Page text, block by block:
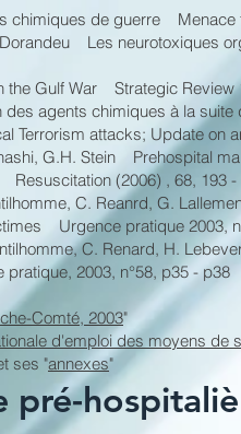
de guerre
Dorandeu Les
Gulf War Strategic Review
agents chimiques à la
Terrorism attacks; Update
G.H. Stein Prehospital
(2006) , 68, 193 -
C. Reanrd, G.
Urgence pratique 2003,
C. Renard, H.
2003, n°58, p35 - p38
Comté, 2003"
d'emploi des moyens
ses "annexes"
pré-